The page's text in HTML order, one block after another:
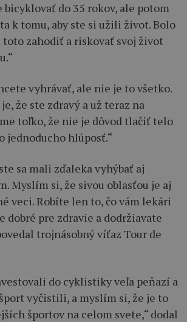
bicyklovať do 35 rokov, ale potom
k tomu, aby ste si užili život. Bolo
toto zahodiť a riskovať svoj život
vyhrávať, ale nie je to všetko.
že ste zdravý a už teraz na
toľko, že nie je dôvod tlačiť telo
jednoducho hlúposť.“
sa mali zďaleka vyhýbať aj
Myslím si, že sivou oblasťou je aj
veci. Robíte len to, čo vám lekári
dobré pre zdravie a dodržiavate
trojnásobný víťaz Tour de
do cyklistiky veľa peňazí a
vyčistili, a myslím si, že je to
športov na celom svete,“ dodal